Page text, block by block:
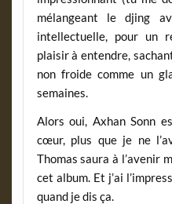
mélangeant le djing
intellectuelle, pour un
plaisir à entendre,
non froide comme un
semaines.
Alors oui, Axhan Sonn
cœur, plus que je ne
Thomas saura à l’avenir
cet album. Et j’ai
quand je dis ça.